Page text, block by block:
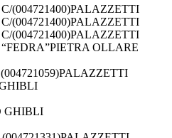
(004721400)PALAZZETTI
(004721400)PALAZZETTI
(004721400)PALAZZETTI
OLLARE
GHIBLI